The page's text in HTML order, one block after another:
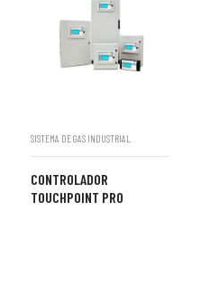
SISTEMA DE GAS INDUSTRIAL
CONTROLADOR
TOUCHPOINT PRO